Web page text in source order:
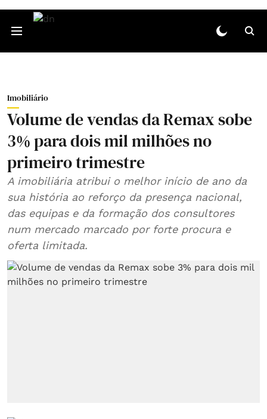
Imobiliário
Volume de vendas da Remax sobe
3% para dois mil milhões no
primeiro trimestre
A imobiliária atribui o melhor início de ano da
sua história ao reforço da presença nacional,
das equipas e da formação dos consultores
num mercado marcado por forte procura e
oferta limitada.